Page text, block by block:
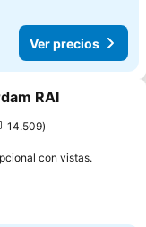
Ver precios
favoritos
RAI
14.509
con vistas.Ver